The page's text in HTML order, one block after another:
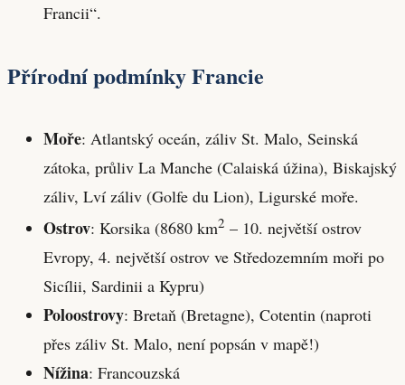
Francii“.
Přírodní podmínky Francie
Moře: Atlantský oceán, záliv St. Malo, Seinská
zátoka, průliv La Manche (Calaiská úžina), Biskajský
záliv, Lví záliv (Golfe du Lion), Ligurské moře.
Ostrov: Korsika (8680 km2 – 10. největší ostrov
Evropy, 4. největší ostrov ve Středozemním moři po
Sicílii, Sardinii a Kypru)
Poloostrovy: Bretaň (Bretagne), Cotentin (naproti
přes záliv St. Malo, není popsán v mapě!)
Nížina: Francouzská